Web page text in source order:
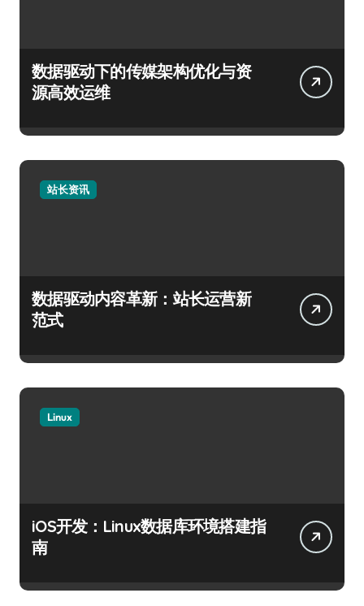
数据驱动下的传媒架构优化与资
源高效运维
站长资讯
数据驱动内容革新：站长运营新
范式
Linux
iOS开发：Linux数据库环境搭建指
南